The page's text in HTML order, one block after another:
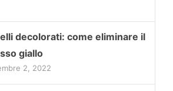
decolorati: come eliminare il
giallo
2, 2022